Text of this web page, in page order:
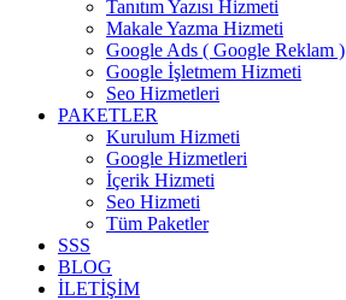
Tanıtım Yazısı Hizmeti
Makale Yazma Hizmeti
Google Ads ( Google Reklam )
Google İşletmem Hizmeti
Seo Hizmetleri
PAKETLER
Kurulum Hizmeti
Google Hizmetleri
İçerik Hizmeti
Seo Hizmeti
Tüm Paketler
SSS
BLOG
İLETİŞİM